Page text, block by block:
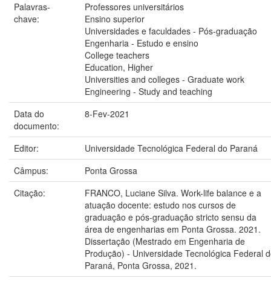
Palavras-
chave:
Professores universitários
Ensino superior
Universidades e faculdades - Pós-graduação
Engenharia - Estudo e ensino
College teachers
Education, Higher
Universities and colleges - Graduate work
Engineering - Study and teaching
Data do
documento:
8-Fev-2021
Editor:
Universidade Tecnológica Federal do Paraná
Câmpus:
Ponta Grossa
Citação:
FRANCO, Luciane Silva. Work-life balance e a
atuação docente: estudo nos cursos de
graduação e pós-graduação stricto sensu da
área de engenharias em Ponta Grossa. 2021.
Dissertação (Mestrado em Engenharia de
Produção) - Universidade Tecnológica Federal
Paraná, Ponta Grossa, 2021.